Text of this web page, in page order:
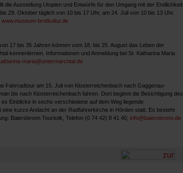
die Ausstellung Utopien und Entwürfe für den Umgang mit der Endlichkeit
29. Oktober täglich von 10 bis 17 Uhr, am 24. Juli von 10 bis 13 Uhr.
www.museum-brotkultur.de
17 bis 35 Jahren können vom 18. bis 25. August das Leben der
kennenlernen. Informationen und Anmeldung bei Sr. Katharina Maria
maria@untermarchtal.de
Fahrradtour am 15. Juli von Klosterreichenbach nach Gaggenau-
bis nach Klosterreichenbach fahren. Dort beginnt die Besichtigung des
Einblicke in sechs verschiedene auf dem Weg liegende
eine kurze Andacht an der Radfahrerkirche in Hörden statt. Es besteht
Baiersbronn Touristik, Telefon (0 74 42) 8 41 40, info@baiersbronn.de